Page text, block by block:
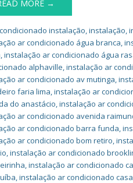
MORE →
instalação,instalação,
ar condicionado água branca,
,instalação ar condicionado água
alphaville,instalação ar
ar condicionado av mutinga,
faria lima,instalação ar
do anastácio,instalação ar
ar condicionado avenida
ar condicionado barra funda,
ar condicionado bom retiro,
,instalação ar condicionado
,instalação ar condicionado
,instalação ar condicionado